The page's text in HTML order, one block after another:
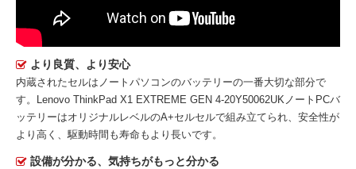
より良質、より安心
内蔵されたセルはノートパソコンのバッテリーの一番大切な部分で
す。
Lenovo ThinkPad X1 EXTREME GEN 4-20Y50062UKノートPCバ
ッテリーはオリジナルレベルのA+セルセルで組み立てられ、安全性が
より高く、駆動時間も寿命もより長いです。
設備が分かる、気持ちがもっと分かる